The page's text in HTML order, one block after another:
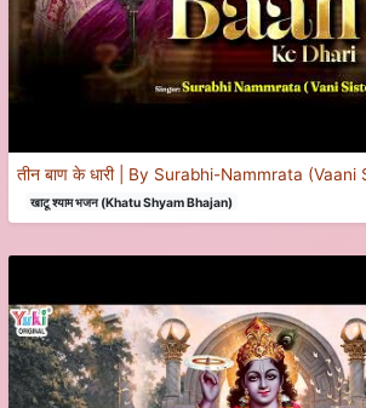
तीन बाण के धारी | By Surabhi-Nammrata (Vaani
खाटू श्याम भजन (Khatu Shyam Bhajan)